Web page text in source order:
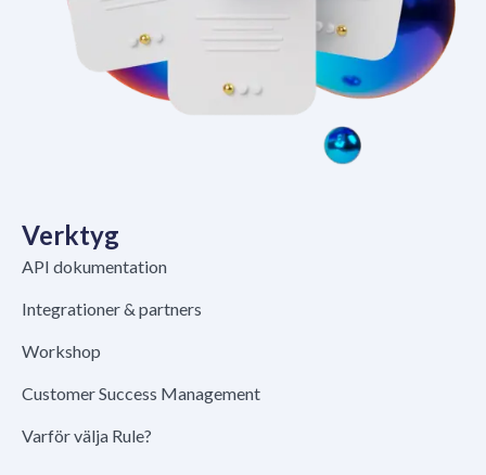
Verktyg
API dokumentation
Integrationer & partners
Workshop
Customer Success Management
Varför välja Rule?